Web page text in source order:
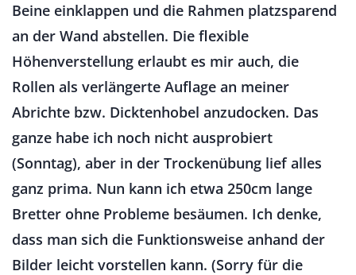
Beine einklappen und die Rahmen platzsparend
an der Wand abstellen. Die flexible
Höhenverstellung erlaubt es mir auch, die
Rollen als verlängerte Auflage an meiner
Abrichte bzw. Dicktenhobel anzudocken. Das
ganze habe ich noch nicht ausprobiert
(Sonntag), aber in der Trockenübung lief alles
ganz prima. Nun kann ich etwa 250cm lange
Bretter ohne Probleme besäumen. Ich denke,
dass man sich die Funktionsweise anhand der
Bilder leicht vorstellen kann. (Sorry für die